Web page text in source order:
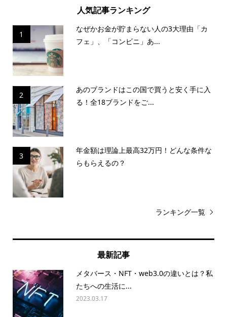
人気記事ランキング
1
なぜかお金が貯まらない人の3大理由「カ
フェ」、「コンビニ」あ...
2
あのブランドはこの国で買うと安く手に入
る！全18ブランドをご...
3
年金額は理論上最高32万円！どんな条件な
らもらえるの？
ランキング一覧
最新記事
メタバース・NFT・web3.0の違いとは？私
たちへの生活に...
2023.03.17